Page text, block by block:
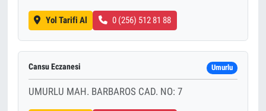
Yol Tarifi Al 0 (256) 512 81 88
Cansu Eczanesi Umurlu
UMURLU MAH. BARBAROS CAD. NO: 7